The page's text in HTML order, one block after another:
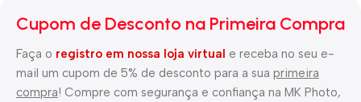
Cupom de Desconto na Primeira Compra
Faça o registro em nossa loja virtual e receba no seu e-
mail um cupom de 5% de desconto para a sua primeira
compra! Compre com segurança e confiança na MK Photo,